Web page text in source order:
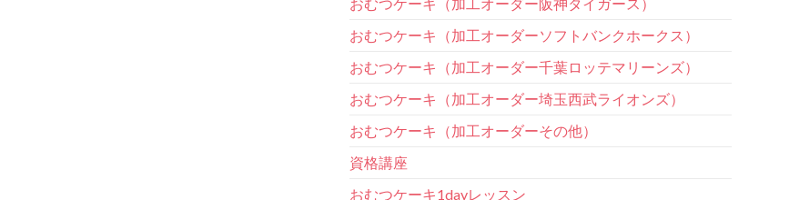
おむつケーキ（加工オーダーソフトバンクホークス）
おむつケーキ（加工オーダー千葉ロッテマリーンズ）
おむつケーキ（加工オーダー埼玉西武ライオンズ）
おむつケーキ（加工オーダーその他）
資格講座
おむつケーキ1dayレッスン